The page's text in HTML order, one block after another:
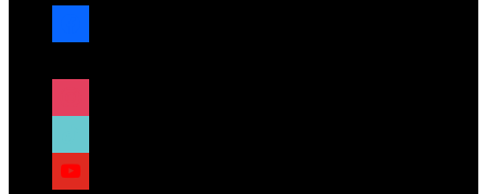
facebook
x
instagram
tiktok
youtube